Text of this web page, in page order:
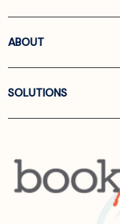
ABOUT
SOLUTIONS